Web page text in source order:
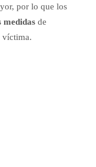
por lo que los
medidas de
víctima.